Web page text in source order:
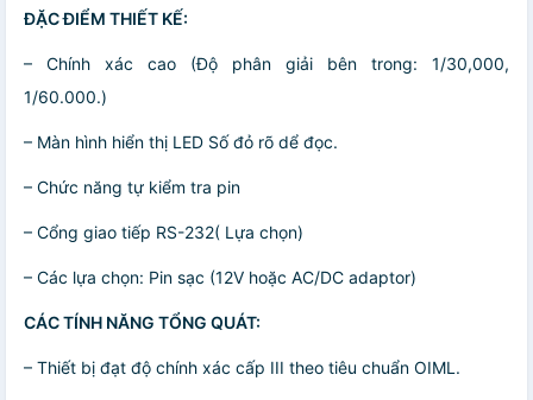
ĐẶC ĐIỂM THIẾT KẾ:
– Chính xác cao (Độ phân giải bên trong: 1/30,000,
1/60.000.)
– Màn hình hiển thị LED Số đỏ rõ dể đọc.
– Chức năng tự kiểm tra pin
– Cổng giao tiếp RS-232( Lựa chọn)
– Các lựa chọn: Pin sạc (12V hoặc AC/DC adaptor)
CÁC TÍNH NĂNG TỔNG QUÁT:
– Thiết bị đạt độ chính xác cấp III theo tiêu chuẩn OIML.